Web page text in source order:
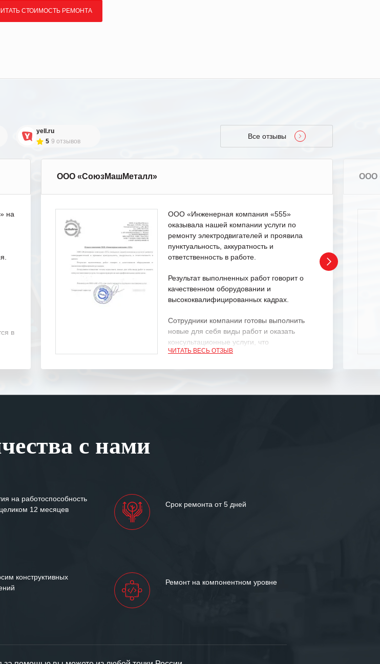
СТОИМОСТЬ РЕМОНТА
yell.ru
5 9 отзывов
Все отзывы
на
в
ООО «СоюзМашМеталл»
ООО «Инженерная компания «555»
оказывала нашей компании услуги по
ремонту электродвигателей и проявила
пунктуальность, аккуратность и
ответственность в работе.
Результат выполненных работ говорит о
качественном оборудовании и
высококвалифицированных кадрах.
Сотрудники компании готовы выполнить
новые для себя виды работ и оказать
консультационные услуги, что
характеризует их как профессионалов
ответственного и надежного поставщика
ЧИТАТЬ ВЕСЬ ОТЗЫВ
ООО
с нами
на работоспособность
12 месяцев
Срок ремонта от 5 дней
конструктивных
Ремонт на компонентном уровне